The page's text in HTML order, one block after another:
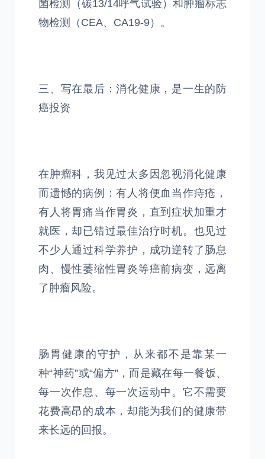
菌检测（碳13/14呼气试验）和肿瘤标志
物检测（CEA、CA19-9）。
三、写在最后：消化健康，是一生的防
癌投资
在肿瘤科，我见过太多因忽视消化健康
而遗憾的病例：有人将便血当作痔疮，
有人将胃痛当作胃炎，直到症状加重才
就医，却已错过最佳治疗时机。也见过
不少人通过科学养护，成功逆转了肠息
肉、慢性萎缩性胃炎等癌前病变，远离
了肿瘤风险。
肠胃健康的守护，从来都不是靠某一
种“神药”或“偏方”，而是藏在每一餐饭、
每一次作息、每一次运动中。它不需要
花费高昂的成本，却能为我们的健康带
来长远的回报。